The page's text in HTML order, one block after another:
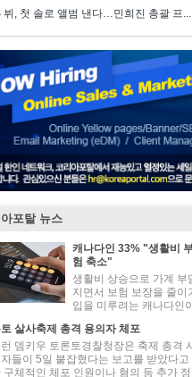
뷔, 첫 솔로 앨범 낸다…민희진 총괄 프...